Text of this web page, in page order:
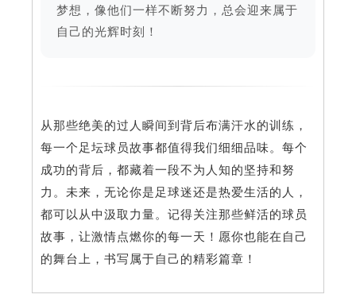
梦想，像他们一样不断努力，总会迎来属于
自己的光辉时刻！
从那些绝美的过人瞬间到背后布满汗水的训练，
每一个足坛球员故事都值得我们细细品味。每个
成功的背后，都藏着一段不为人知的坚持和努
力。未来，无论你是足球迷还是热爱生活的人，
都可以从中汲取力量。记得关注那些鲜活的球员
故事，让激情点燃你的每一天！愿你也能在自己
的舞台上，书写属于自己的精彩篇章！